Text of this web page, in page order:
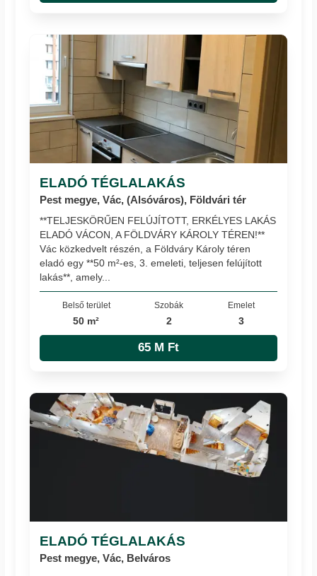
ELADÓ TÉGLALAKÁS
Pest megye, Vác, (Alsóváros), Földvári tér
**TELJESKÖRŰEN FELÚJÍTOTT, ERKÉLYES LAKÁS
ELADÓ VÁCON, A FÖLDVÁRY KÁROLY TÉREN!**
Vác közkedvelt részén, a Földváry Károly téren
eladó egy **50 m²-es, 3. emeleti, teljesen felújított
lakás**, amely...
Belső terület
50 m²
Szobák
2
Emelet
3
65 M Ft
ELADÓ TÉGLALAKÁS
Pest megye, Vác, Belváros